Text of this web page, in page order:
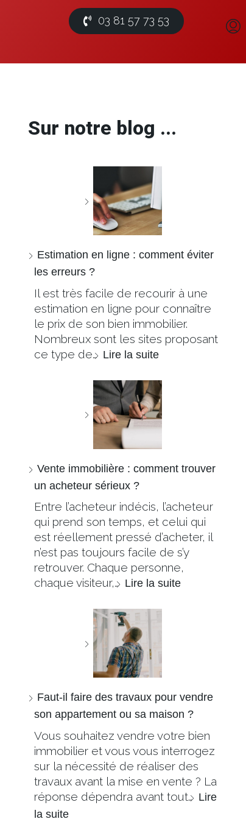
03 81 57 73 53
Sur notre blog ...
Estimation en ligne : comment éviter
les erreurs ?
Il est très facile de recourir à une
estimation en ligne pour connaître
le prix de son bien immobilier.
Nombreux sont les sites proposant
ce type de… Lire la suite
Vente immobilière : comment trouver
un acheteur sérieux ?
Entre l’acheteur indécis, l’acheteur
qui prend son temps, et celui qui
est réellement pressé d’acheter, il
n’est pas toujours facile de s’y
retrouver. Chaque personne,
chaque visiteur,… Lire la suite
Faut-il faire des travaux pour vendre
son appartement ou sa maison ?
Vous souhaitez vendre votre bien
immobilier et vous vous interrogez
sur la nécessité de réaliser des
travaux avant la mise en vente ? La
réponse dépendra avant tout… Lire
la suite